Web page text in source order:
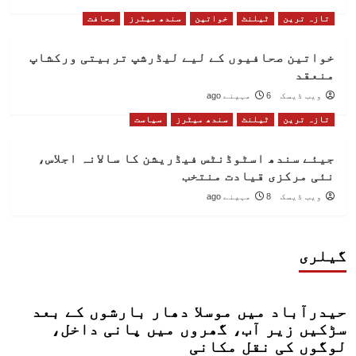
تازہ ترین ٹیلنٹ خواتین سندھ میٹرز صحافت
خواتین صحافیوں کے لیے لیڈرشپ تربیتی ورکشاپ
منعقد
ویب ڈیسک 6 مہینے ago
تازہ ترین ٹیلنٹ سندھ میٹرز سیاست
جیئے سندھ اسٹوڈنٹس فیڈریشن کا سالانہ اجلاس،
نئی مرکزی قیادت منتخب
ویب ڈیسک 8 مہینے ago
گیلری
حیدرآباد میں موسلا دھار بارشوں کے بعد
سڑکیں زیر آب، گھروں میں پانی داخل،
لوگوں کی نقل مکانی